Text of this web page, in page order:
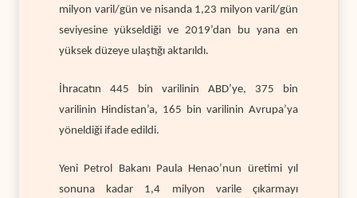
milyon varil/gün ve nisanda 1,23 milyon varil/gün
seviyesine yükseldiği ve 2019’dan bu yana en
yüksek düzeye ulaştığı aktarıldı.
İhracatın 445 bin varilinin ABD’ye, 375 bin
varilinin Hindistan’a, 165 bin varilinin Avrupa’ya
yöneldiği ifade edildi.
Yeni Petrol Bakanı Paula Henao’nun üretimi yıl
sonuna kadar 1,4 milyon varile çıkarmayı